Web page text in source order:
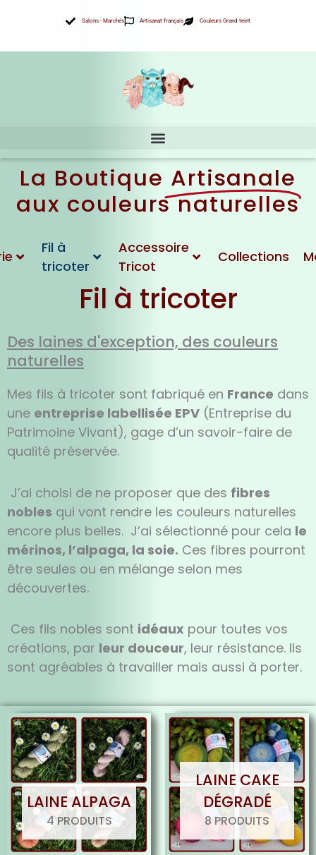
Salons - Marchés Artisanat français Couleurs Grand teint
La Boutique Artisanale
aux couleurs naturelles
Fil à
tricoter
Accessoire
Tricot
Collections
Fil à tricoter
Des laines d'exception, des couleurs
naturelles
Mes fils à tricoter sont fabriqué en France dans
une entreprise labellisée EPV (Entreprise du
Patrimoine Vivant), gage d’un savoir-faire de
qualité préservée.
J’ai choisi de ne proposer que des fibres
nobles qui vont rendre les couleurs naturelles
encore plus belles. J’ai sélectionné pour cela le
mérinos, l’alpaga, la soie. Ces fibres pourront
être seules ou en mélange selon mes
découvertes.
Ces fils nobles sont idéaux pour toutes vos
créations, par leur douceur, leur résistance. Ils
sont agréables à travailler mais aussi à porter.
LAINE ALPAGA
4 PRODUITS
LAINE CAKE
DÉGRADÉ
8 PRODUITS